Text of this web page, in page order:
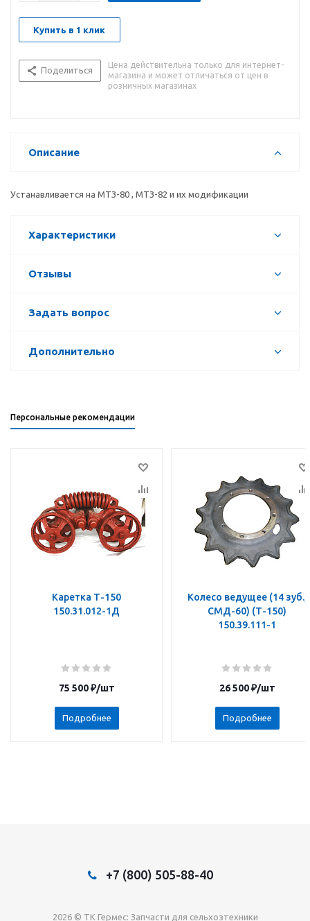
Купить в 1 клик
Поделиться
Цена действительна только для интернет-
магазина и может отличаться от цен в
розничных магазинах
Описание
Устанавливается на МТЗ-80 , МТЗ-82 и их модификации
Характеристики
Отзывы
Задать вопрос
Дополнительно
Персональные рекомендации
Каретка Т-150
150.31.012-1Д
75 500₽/шт
Подробнее
Колесо ведущее (14 зуб.,
СМД-60) (Т-150)
150.39.111-1
26 500₽/шт
Подробнее
+7 (800) 505-88-40
2026 © TK Гермес: Запчасти для сельхозтехники